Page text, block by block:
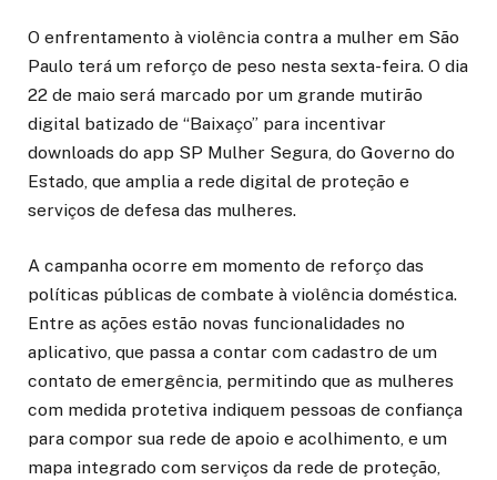
O enfrentamento à violência contra a mulher em São
Paulo terá um reforço de peso nesta sexta-feira. O dia
22 de maio será marcado por um grande mutirão
digital batizado de “Baixaço” para incentivar
downloads do app SP Mulher Segura, do Governo do
Estado, que amplia a rede digital de proteção e
serviços de defesa das mulheres.
A campanha ocorre em momento de reforço das
políticas públicas de combate à violência doméstica.
Entre as ações estão novas funcionalidades no
aplicativo, que passa a contar com cadastro de um
contato de emergência, permitindo que as mulheres
com medida protetiva indiquem pessoas de confiança
para compor sua rede de apoio e acolhimento, e um
mapa integrado com serviços da rede de proteção,